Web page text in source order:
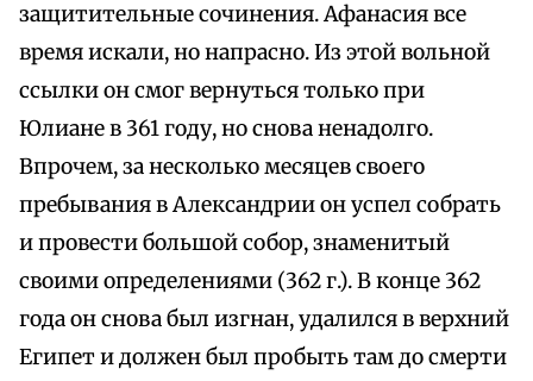
защитительные сочинения. Афанасия все
время искали, но напрасно. Из этой вольной
ссылки он смог вернуться только при
Юлиане в 361 году, но снова ненадолго.
Впрочем, за несколько месяцев своего
пребывания в Александрии он успел собрать
и провести большой собор, знаменитый
своими определениями (362 г.). В конце 362
года он снова был изгнан, удалился в верхний
Египет и должен был пробыть там до смерти